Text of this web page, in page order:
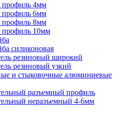
профиль 4мм
профиль 6мм
профиль 8мм
профиль 10мм
силиконовая
резиновый широкий
резиновый узкий
и стыковочные алюминиевые
разъемный профиль
неразъемный 4-6мм